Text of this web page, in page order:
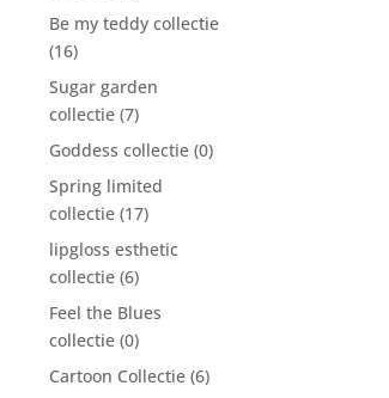
Be my teddy collectie
(16)
Sugar garden
collectie (7)
Goddess collectie (0)
Spring limited
collectie (17)
lipgloss esthetic
collectie (6)
Feel the Blues
collectie (0)
Cartoon Collectie (6)